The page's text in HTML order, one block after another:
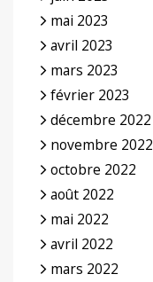
mai 2023
avril 2023
mars 2023
février 2023
décembre 2022
novembre 2022
octobre 2022
août 2022
mai 2022
avril 2022
mars 2022